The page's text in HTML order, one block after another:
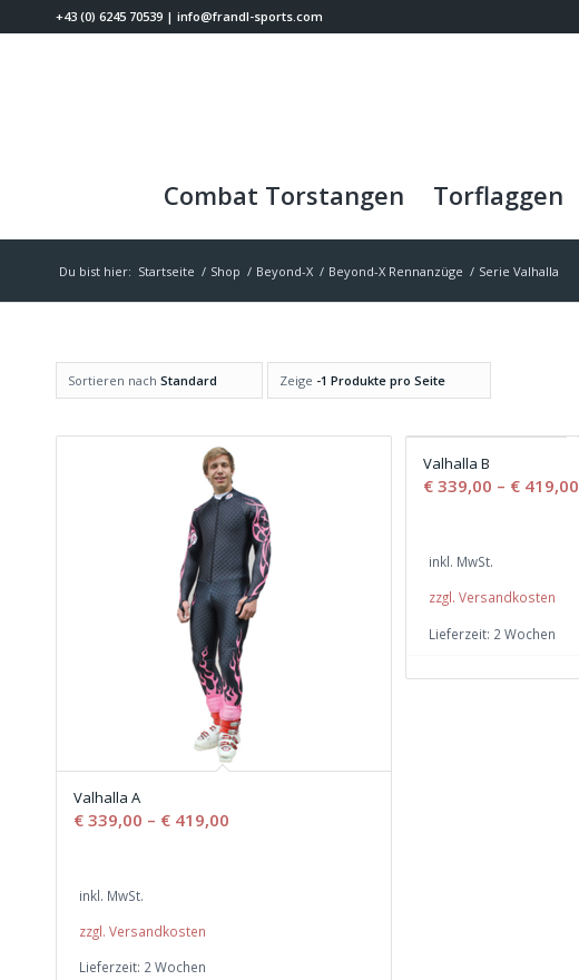
+43 (0) 6245 70539 | info@frandl-sports.com
Combat Torstangen Torflaggen
Du bist hier: Startseite / Shop / Beyond-X / Beyond-X Rennanzüge / Serie Valhalla
Sortieren nach Standard Zeige -1 Produkte pro Seite
Valhalla A
€ 339,00 – € 419,00
inkl. MwSt.
zzgl. Versandkosten
Lieferzeit: 2 Wochen
Valhalla B
€ 339,00 – € 419,00
inkl. MwSt.
zzgl. Versandkosten
Lieferzeit: 2 Wochen